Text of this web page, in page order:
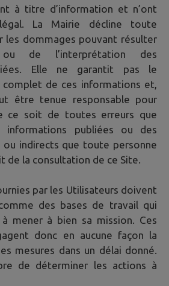
à titre d’information et n’ont
La Mairie décline toute
les dommages pouvant résulter
de l’interprétation des
Elle ne garantit pas le
de ces informations et,
être tenue responsable pour
ce soit de toutes erreurs que
informations publiées ou des
ou indirects que toute personne
de la consultation de ce Site.
par les Utilisateurs doivent
des bases de travail qui
mener à bien sa mission. Ces
donc en aucune façon la
mesures dans un délai donné.
de déterminer les actions à